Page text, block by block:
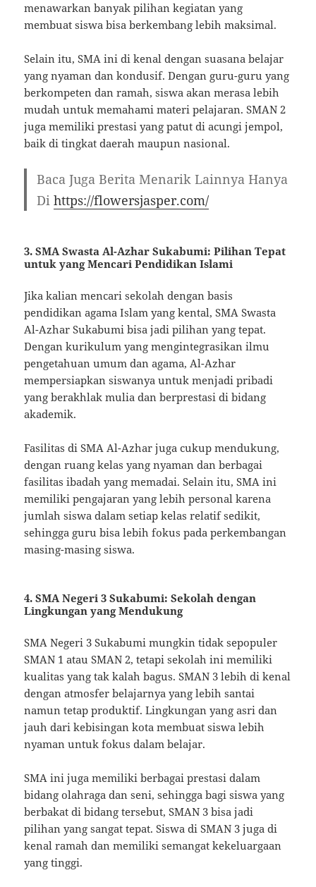
menawarkan banyak pilihan kegiatan yang
membuat siswa bisa berkembang lebih maksimal.
Selain itu, SMA ini di kenal dengan suasana belajar
yang nyaman dan kondusif. Dengan guru-guru yang
berkompeten dan ramah, siswa akan merasa lebih
mudah untuk memahami materi pelajaran. SMAN 2
juga memiliki prestasi yang patut di acungi jempol,
baik di tingkat daerah maupun nasional.
Baca Juga Berita Menarik Lainnya Hanya
Dihttps://flowersjasper.com/
3. SMA Swasta Al-Azhar Sukabumi: Pilihan Tepat
untuk yang Mencari Pendidikan Islami
Jika kalian mencari sekolah dengan basis
pendidikan agama Islam yang kental, SMA Swasta
Al-Azhar Sukabumi bisa jadi pilihan yang tepat.
Dengan kurikulum yang mengintegrasikan ilmu
pengetahuan umum dan agama, Al-Azhar
mempersiapkan siswanya untuk menjadi pribadi
yang berakhlak mulia dan berprestasi di bidang
akademik.
Fasilitas di SMA Al-Azhar juga cukup mendukung,
dengan ruang kelas yang nyaman dan berbagai
fasilitas ibadah yang memadai. Selain itu, SMA ini
memiliki pengajaran yang lebih personal karena
jumlah siswa dalam setiap kelas relatif sedikit,
sehingga guru bisa lebih fokus pada perkembangan
masing-masing siswa.
4. SMA Negeri 3 Sukabumi: Sekolah dengan
Lingkungan yang Mendukung
SMA Negeri 3 Sukabumi mungkin tidak sepopuler
SMAN 1 atau SMAN 2, tetapi sekolah ini memiliki
kualitas yang tak kalah bagus. SMAN 3 lebih di kenal
dengan atmosfer belajarnya yang lebih santai
namun tetap produktif. Lingkungan yang asri dan
jauh dari kebisingan kota membuat siswa lebih
nyaman untuk fokus dalam belajar.
SMA ini juga memiliki berbagai prestasi dalam
bidang olahraga dan seni, sehingga bagi siswa yang
berbakat di bidang tersebut, SMAN 3 bisa jadi
pilihan yang sangat tepat. Siswa di SMAN 3 juga di
kenal ramah dan memiliki semangat kekeluargaan
yang tinggi.